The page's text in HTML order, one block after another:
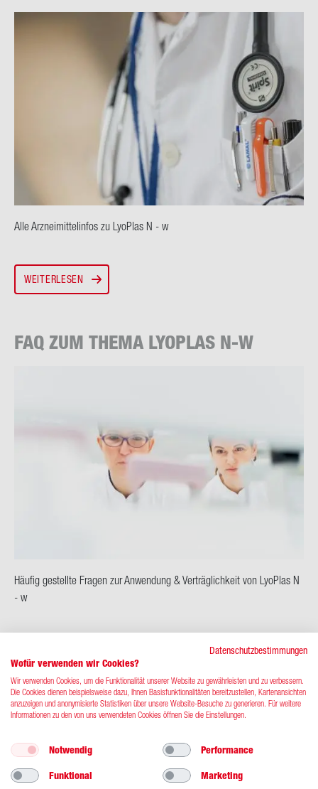
Alle Arz­nei­mit­tel­in­fos zu Lyo­Plas N - w
WEITERLESEN
FAQ ZUM THEMA LYO­PLAS N-W
Häu­fig ge­stell­te Fra­gen zur An­wen­dung & Ver­träg­lich­keit von Lyo­Plas N
- w
Impressum
Datenschutzbestimmungen
Wofür verwenden wir Cookies?
Wir verwenden Cookies, um die Funktionalität unserer Website zu gewährleisten und zu verbessern.
Die Cookies dienen beispielsweise dazu, Ihnen Basisfunktionalitäten bereitzustellen, Kartenansichten
anzuzeigen und anonymisierte Statistiken über unsere Website-Besuche zu generieren. Für weitere
Informationen zu den von uns verwendeten Cookies öffnen Sie die Einstellungen.
Notwendig Performance
Funktional Marketing